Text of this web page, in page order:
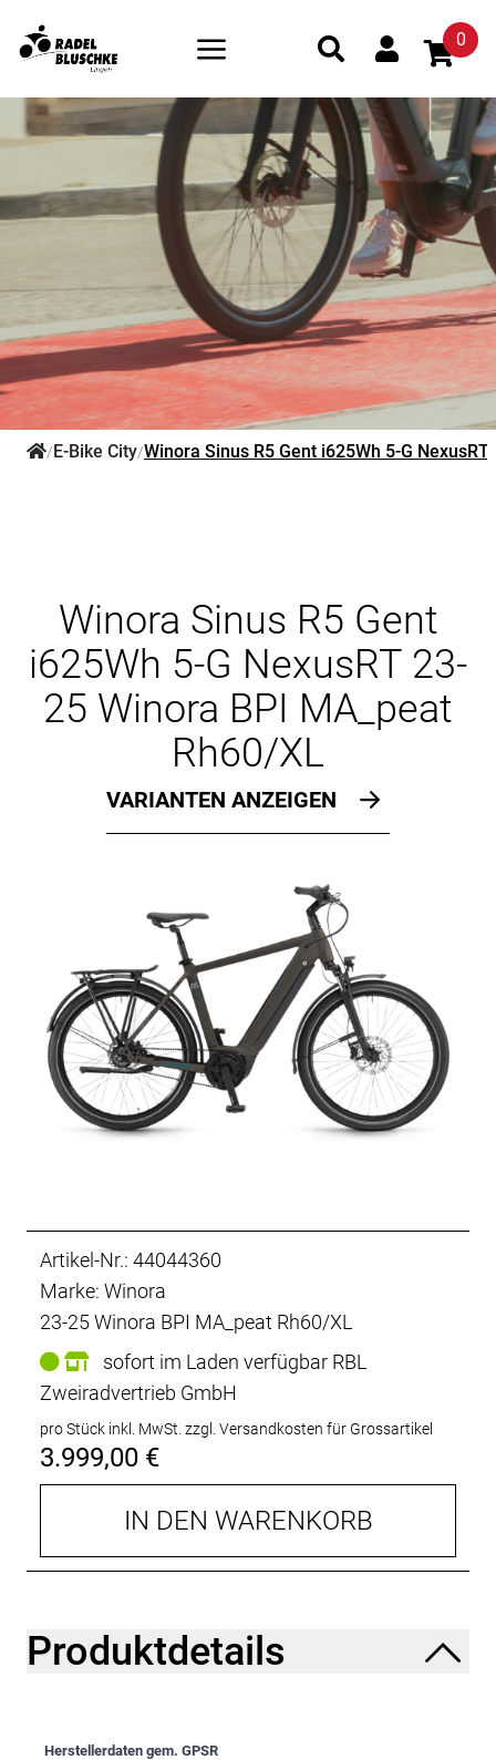
0
/E-Bike City/Winora Sinus R5 Gent i625Wh 5-G
Winora Sinus R5 Gent
i625Wh 5-G NexusRT 23-
25 Winora BPI MA_peat
Rh60/XL
VARIANTEN ANZEIGEN
Artikel-Nr.: 44044360
Marke: Winora
23-25 Winora BPI MA_peat Rh60/XL
sofort im Laden verfügbar RBL
Zweiradvertrieb GmbH
pro Stück inkl. MwSt. zzgl. Versandkosten für Grossartikel
3.999,00 €
IN DEN WARENKORB
Produktdetails
Herstellerdaten gem. GPSR